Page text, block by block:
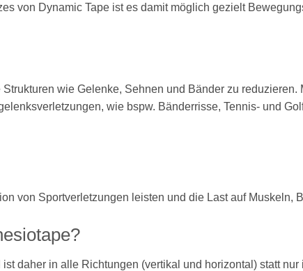
von Dynamic Tape ist es damit möglich gezielt
wie Gelenke, Sehnen und Bänder zu reduzieren.
wie bspw. Bänderrisse, Tennis- und
von Sportverletzungen leisten und die Last auf Muskeln,
daher in alle Richtungen (vertikal und horizontal) statt nur